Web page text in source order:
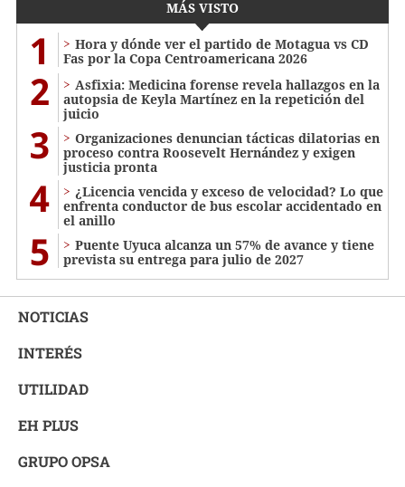
MÁS VISTO
1
Hora y dónde ver el partido de Motagua vs CD
Fas por la Copa Centroamericana 2026
2
Asfixia: Medicina forense revela hallazgos en la
autopsia de Keyla Martínez en la repetición del
juicio
3
Organizaciones denuncian tácticas dilatorias en
proceso contra Roosevelt Hernández y exigen
justicia pronta
4
¿Licencia vencida y exceso de velocidad? Lo que
enfrenta conductor de bus escolar accidentado en
el anillo
5
Puente Uyuca alcanza un 57% de avance y tiene
prevista su entrega para julio de 2027
NOTICIAS
INTERÉS
UTILIDAD
EH PLUS
GRUPO OPSA